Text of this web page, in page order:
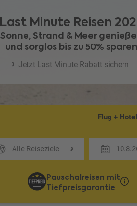
Last Minute Reisen
Sonne, Strand & Meer
und sorglos bis zu 50% sparen
Jetzt Last Minute Rabatt sichern
Flug + Hotel
Alle Reiseziele
Pauschalreisen mit
Tiefpreisgarantie